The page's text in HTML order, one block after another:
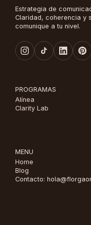
Estrategia de
Claridad, coherencia y
comunique a tu nivel.
PROGRAMAS
Alínea
Clarity Lab
MENU
Home
Blog
Contacto: